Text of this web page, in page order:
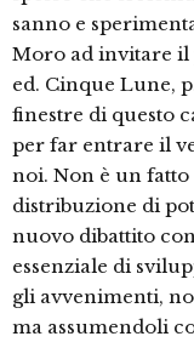
sanno e
Moro ad invitare il
ed. Cinque Lune,
finestre di questo
per far entrare il
noi. Non è un
distribuzione di
nuovo dibattito
essenziale di
gli avvenimenti,
ma assumendoli